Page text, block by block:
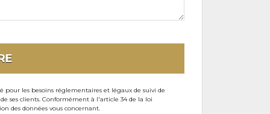
les besoins réglementaires et légaux de suivi de
ses clients. Conformément à l'article 34 de la loi
des données vous concernant.